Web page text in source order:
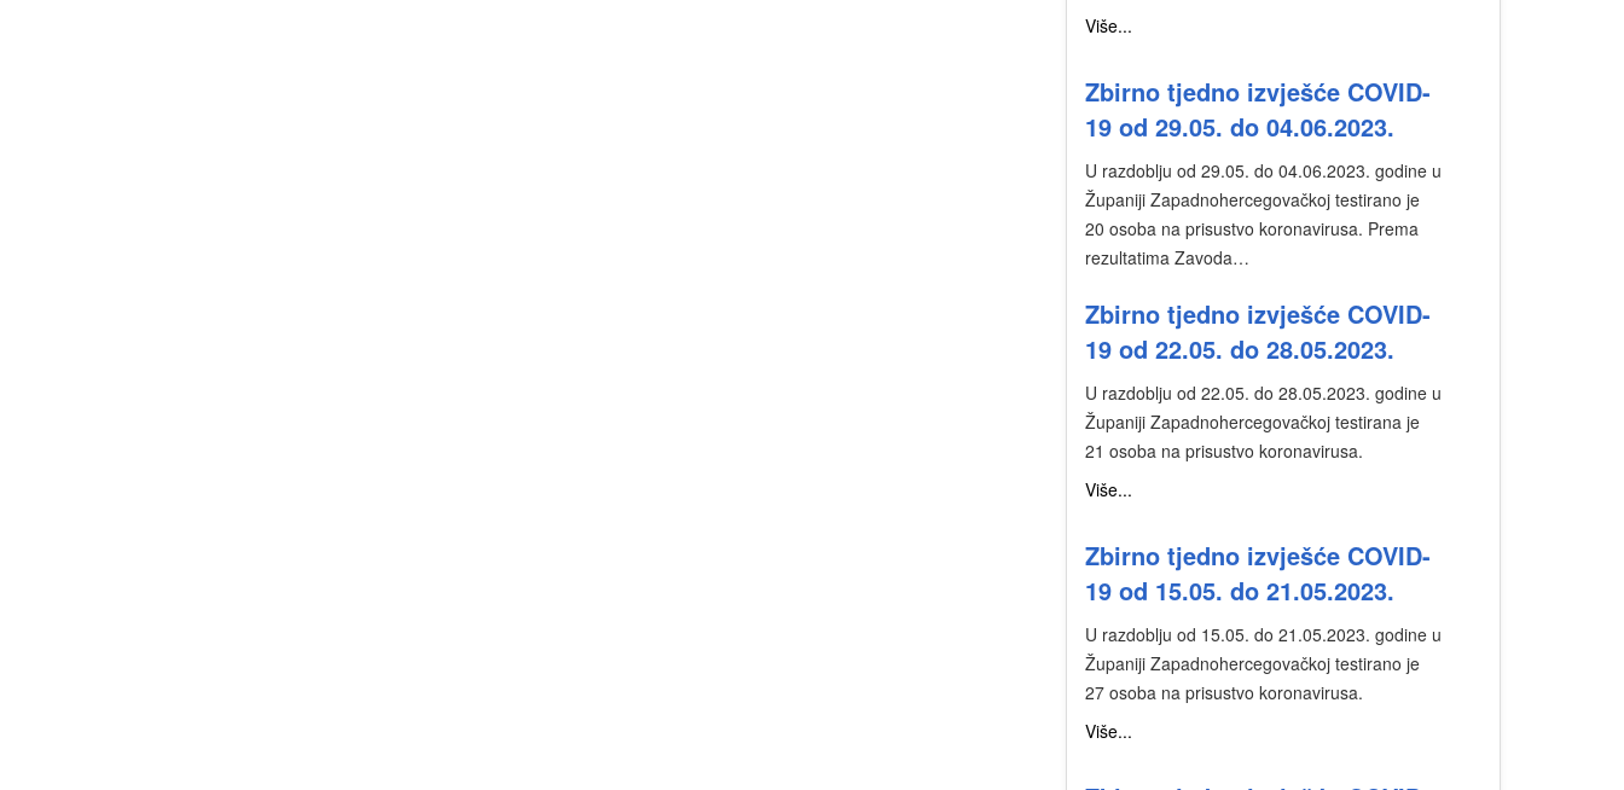
Više...
Zbirno tjedno izvješće COVID-
19 od 29.05. do 04.06.2023.
U razdoblju od 29.05. do 04.06.2023. godine u
Županiji Zapadnohercegovačkoj testirano je
20 osoba na prisustvo koronavirusa. Prema
rezultatima Zavoda…
Zbirno tjedno izvješće COVID-
19 od 22.05. do 28.05.2023.
U razdoblju od 22.05. do 28.05.2023. godine u
Županiji Zapadnohercegovačkoj testirana je
21 osoba na prisustvo koronavirusa.
Više...
Zbirno tjedno izvješće COVID-
19 od 15.05. do 21.05.2023.
U razdoblju od 15.05. do 21.05.2023. godine u
Županiji Zapadnohercegovačkoj testirano je
27 osoba na prisustvo koronavirusa.
Više...